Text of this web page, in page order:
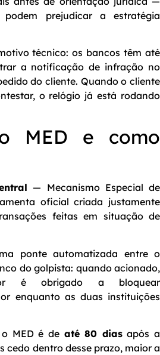
podem prejudicar a estratégia
técnico: os bancos têm até
a notificação de infração no
do cliente. Quando o cliente
o relógio já está rodando
MED e como
— Mecanismo Especial de
oficial criada justamente
feitas em situação de
ponte automatizada entre o
do golpista: quando acionado,
é obrigado a bloquear
enquanto as duas instituições
MED é de até 80 diasapós a
cedo dentro desse prazo, maior a